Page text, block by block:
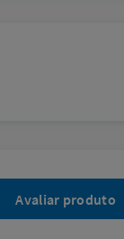
Avaliar produto